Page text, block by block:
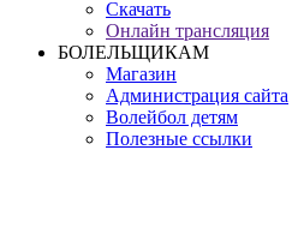
Скачать
Онлайн трансляция
БОЛЕЛЬЩИКАМ
Магазин
Администрация сайта
Волейбол детям
Полезные ссылки